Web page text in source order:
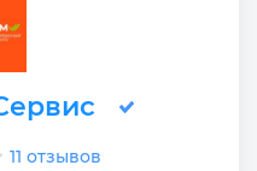
11 отзывов